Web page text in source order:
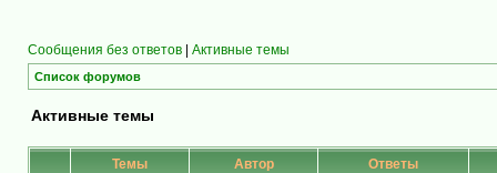
Сообщения без ответов | Активные темы
Список форумов
Активные темы
Темы Автор Ответы